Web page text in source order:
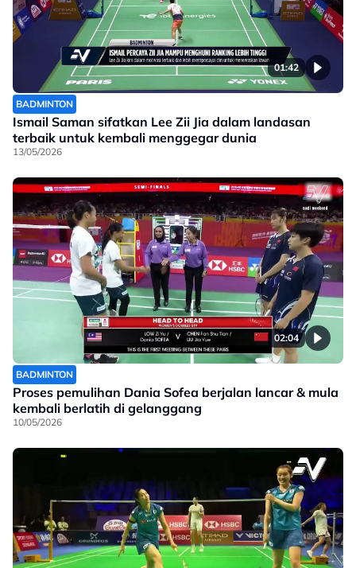
01:42
BADMINTON
Ismail Saman sifatkan Lee Zii Jia dalam landasan
terbaik untuk kembali menggegar dunia
13/05/2026
02:04
BADMINTON
Proses pemulihan Dania Sofea berjalan lancar & mula
kembali berlatih di gelanggang
10/05/2026